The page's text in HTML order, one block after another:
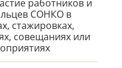
работников и
СОНКО в
стажировках,
совещаниях или